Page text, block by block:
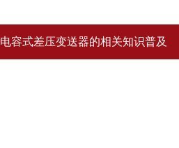
电容式差压变送器的相关知识普及